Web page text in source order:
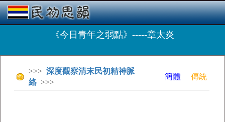
《今日青年之弱點》-----章太炎
>>> 深度觀察清末民初精神脈
絡 >>>
簡體 傳統